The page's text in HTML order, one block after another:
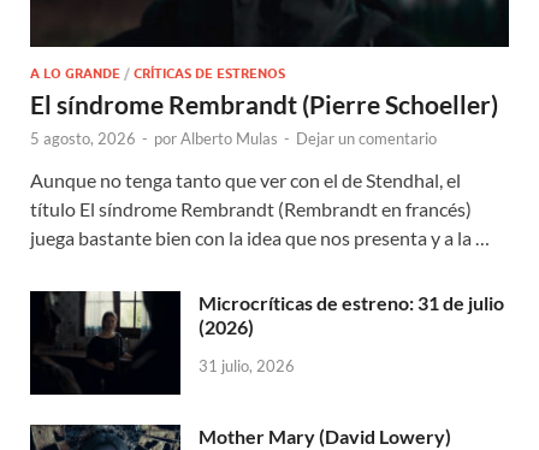
A LO GRANDE / CRÍTICAS DE ESTRENOS
El síndrome Rembrandt (Pierre Schoeller)
5 agosto, 2026 - porAlberto Mulas - Dejar un comentario
Aunque no tenga tanto que ver con el de Stendhal, el
título El síndrome Rembrandt (Rembrandt en francés)
juega bastante bien con la idea que nos presenta y a la …
Microcríticas de estreno: 31 de julio
(2026)
31 julio, 2026
Mother Mary (David Lowery)